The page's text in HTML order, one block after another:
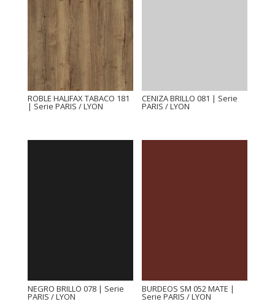
ROBLE HALIFAX TABACO 181
| Serie PARIS / LYON
CENIZA BRILLO 081 | Serie
PARIS / LYON
NEGRO BRILLO 078 | Serie
PARIS / LYON
BURDEOS SM 052 MATE |
Serie PARIS / LYON